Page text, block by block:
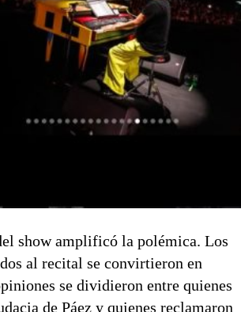
show amplificó la polémica. Los
al recital se convirtieron en
se dividieron entre quienes
de Páez y quienes reclamaron